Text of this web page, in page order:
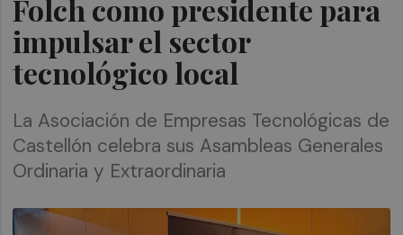
Folch como presidente para
impulsar el sector
tecnológico local
La Asociación de Empresas Tecnológicas de
Castellón celebra sus Asambleas Generales
Ordinaria y Extraordinaria